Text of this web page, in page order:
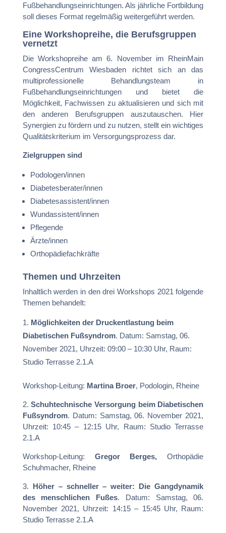
Fußbehandlungseinrichtungen. Als jährliche Fortbildung
soll dieses Format regelmäßig weitergeführt werden.
Eine Workshopreihe, die Berufsgruppen
vernetzt
Die Workshopreihe am 6. November im RheinMain
CongressCentrum Wiesbaden richtet sich an das
multiprofessionelle Behandlungsteam in
Fußbehandlungseinrichtungen und bietet die
Möglichkeit, Fachwissen zu aktualisieren und sich mit
den anderen Berufsgruppen auszutauschen. Hier
Synergien zu fördern und zu nutzen, stellt ein wichtiges
Qualitätskriterium im Versorgungsprozess dar.
Zielgruppen sind
Podologen/innen
Diabetesberater/innen
Diabetesassistent/innen
Wundassistent/innen
Pflegende
Ärzte/innen
Orthopädiefachkräfte
Themen und Uhrzeiten
Inhaltlich werden in den drei Workshops 2021 folgende
Themen behandelt:
Möglichkeiten der Druckentlastung beim
Diabetischen Fußsyndrom. Datum: Samstag, 06.
November 2021, Uhrzeit: 09:00 – 10:30 Uhr, Raum:
Studio Terrasse 2.1.A
Workshop-Leitung: Martina Broer, Podologin, Rheine
2.Schuhtechnische Versorgung beim Diabetischen
Fußsyndrom. Datum: Samstag, 06. November 2021,
Uhrzeit: 10:45 – 12:15 Uhr, Raum: Studio Terrasse
2.1.A
Workshop-Leitung: Gregor Berges, Orthopädie
Schuhmacher, Rheine
3. Höher – schneller – weiter: Die Gangdynamik
des menschlichen Fußes. Datum: Samstag, 06.
November 2021, Uhrzeit: 14:15 – 15:45 Uhr, Raum:
Studio Terrasse 2.1.A